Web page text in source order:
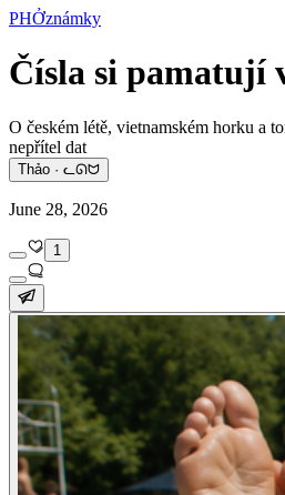
PHỞznámky
Čísla si pamatují
O českém létě, vietnamském horku a
nepřítel dat
Thảo · ᓚᘏᗢ
June 28, 2026
1